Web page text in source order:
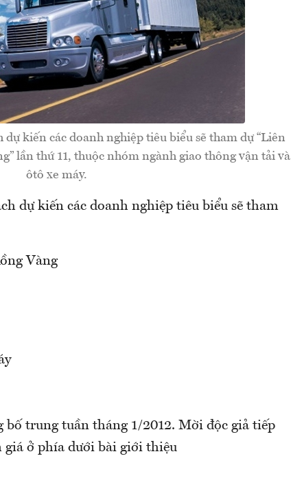
kiến các doanh nghiệp tiêu biểu sẽ tham dự “Liên
lần thứ 11, thuộc nhóm ngành giao thông vận tải và
ôtô xe máy.
dự kiến các doanh nghiệp tiêu biểu sẽ tham
Vàng
bố trung tuần tháng 1/2012. Mời độc giả tiếp
ở phía dưới bài giới thiệu